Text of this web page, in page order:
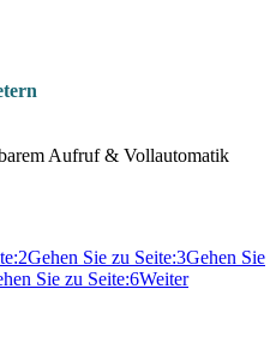
Aufruf & Vollautomatik
2Gehen Sie zu Seite:3Gehen Sie
Sie zu Seite:6Weiter